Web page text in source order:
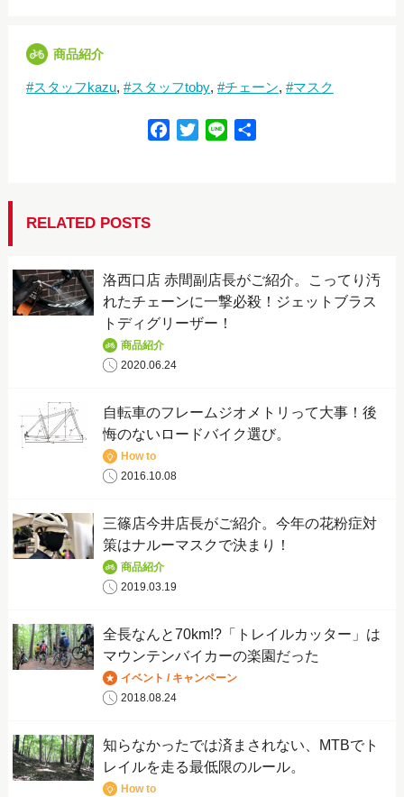
商品紹介
スタッフkazu スタッフtoby チェーン マスク
k
RELATED POSTS
洛西口店 赤間副店長がご紹介。こってり汚
れたチェーンに一撃必殺！ジェットブラス
トディグリーザー！
商品紹介
2020.06.24
自転車のフレームジオメトリって大事！後
悔のないロードバイク選び。
How to
2016.10.08
三篠店今井店長がご紹介。今年の花粉症対
策はナルーマスクで決まり！
商品紹介
2019.03.19
全長なんと70km!?「トレイルカッター」は
マウンテンバイカーの楽園だった
イベント / キャンペーン
2018.08.24
知らなかったでは済まされない、MTBでト
レイルを走る最低限のルール。
How to